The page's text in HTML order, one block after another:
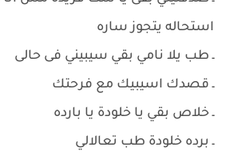
استحاله يتجوز ساره
ـ طب يلا نامي بقي سيبيني فى حالى
ـ قصدك اسيبيك مع فرحتك
ـ خلاص بقي يا خلودة يا بارده
ـ برده خلودة طب تعالالي